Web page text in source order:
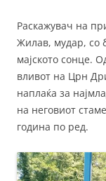
Раскажувач на
Жилав, мудар, со
мајското сонце.
вливот на Црн
наплаќа за
на неговиот
година по ред.